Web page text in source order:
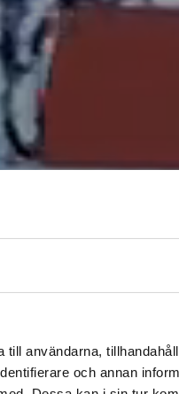
användarna,
och annan